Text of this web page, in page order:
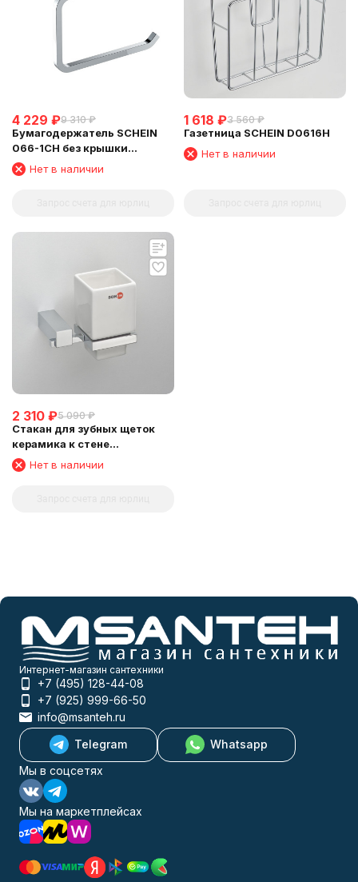
4 229 ₽9 310 ₽
Бумагодержатель SCHEIN
066-1CH без крышки
хромированный
Нет в наличии
1 618 ₽3 560 ₽
Газетница SCHEIN D0616H
Нет в наличии
2 310 ₽5 090 ₽
Стакан для зубных щеток
керамика к стене
квадратный SCHEIN (063CS-
R)
Нет в наличии
Интернет-магазин сантехники
+7 (495) 128-44-08
+7 (925) 999-66-50
info@msanteh.ru
Telegram
Whatsapp
Мы в соцсетях
Мы на маркетплейсах